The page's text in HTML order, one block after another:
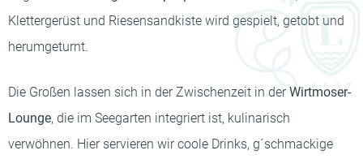
Klettergerüst und Riesensandkiste wird gespielt, getobt und
herumgeturnt.
Die Großen lassen sich in der Zwischenzeit in derWirtmoser-
Lounge, die im Seegarten integriert ist, kulinarisch
verwöhnen. Hier servieren wir coole Drinks, g´schmackige